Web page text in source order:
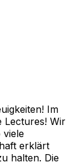
Im
Lectures! Wir
viele
erklärt
halten. Die